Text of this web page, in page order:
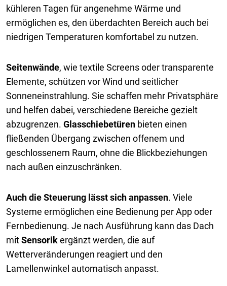
kühleren Tagen für angenehme Wärme und
ermöglichen es, den überdachten Bereich auch bei
niedrigen Temperaturen komfortabel zu nutzen.
Seitenwände, wie textile Screens oder transparente
Elemente, schützen vor Wind und seitlicher
Sonneneinstrahlung. Sie schaffen mehr Privatsphäre
und helfen dabei, verschiedene Bereiche gezielt
abzugrenzen. Glasschiebetüren bieten einen
fließenden Übergang zwischen offenem und
geschlossenem Raum, ohne die Blickbeziehungen
nach außen einzuschränken.
Auch die Steuerung lässt sich anpassen. Viele
Systeme ermöglichen eine Bedienung per App oder
Fernbedienung. Je nach Ausführung kann das Dach
mitSensorikergänzt werden, die auf
Wetterveränderungen reagiert und den
Lamellenwinkel automatisch anpasst.